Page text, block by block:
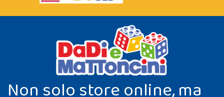
Non solo store online, ma